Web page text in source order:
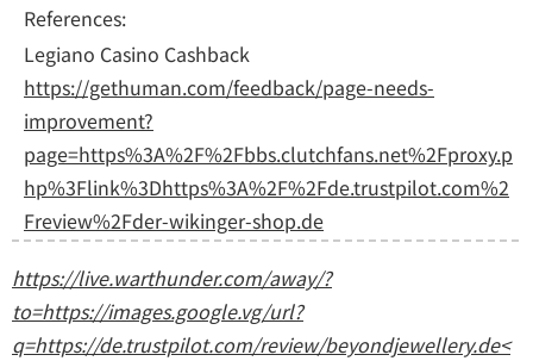
References:
Legiano Casino Cashback
https://gethuman.com/feedback/page-needs-
improvement?
page=https%3A%2F%2Fbbs.clutchfans.net%2Fproxy.p
hp%3Flink%3Dhttps%3A%2F%2Fde.trustpilot.com%2
Freview%2Fder-wikinger-shop.de
https://live.warthunder.com/away/?
to=https://images.google.vg/url?
q=https://de.trustpilot.com/review/beyondjewellery.de<